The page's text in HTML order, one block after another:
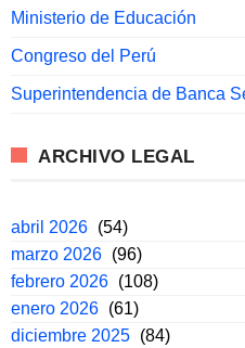
Ministerio de Educación
Congreso del Perú
Superintendencia de Banca
ARCHIVO LEGAL
abril 2026 (54)
marzo 2026 (96)
febrero 2026 (108)
enero 2026 (61)
diciembre 2025 (84)